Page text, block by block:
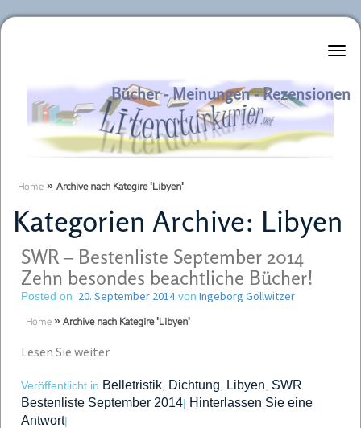
Literaturkurier.net
Bücher - Meinungen - Rezensionen
Home » Archive nach Kategire 'Libyen'
Kategorien Archive: Libyen
SWR – Bestenliste September 2014
Zehn besondes beachtliche Bücher!
Posted on 20. September 2014von Ingeborg Gollwitzer
Home » Archive nach Kategire 'Libyen'
Lesen Sie weiter
Veröffentlicht in Belletristik Dichtung Libyen SWR
Bestenliste September 2014| Hinterlassen Sie eine
Antwort|